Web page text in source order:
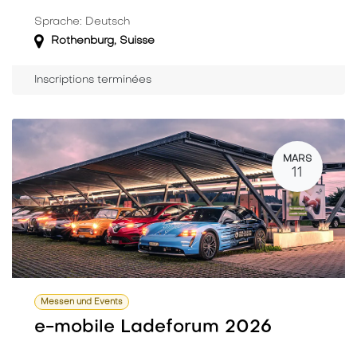
Sprache: Deutsch
Rothenburg, Suisse
Inscriptions terminées
MARS
11
Messen und Events
e-mobile Ladeforum 2026